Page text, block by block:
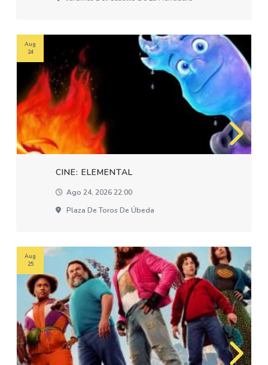
CINE: ELEMENTAL
Ago 24, 2026 22:00
Plaza De Toros De Úbeda
Aug
24
Aug
25